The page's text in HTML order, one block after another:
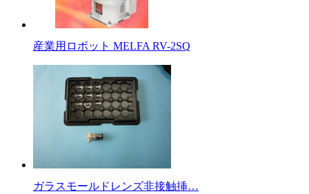
産業用ロボット MELFA RV-2SQ
ガラスモールドレンズ非接触挿…